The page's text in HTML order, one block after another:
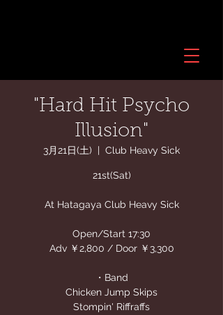
"Hard Hit Psycho
Illusion"
3月21日(土)
  |
Club Heavy Sick
21st(Sat)
At Hatagaya Club Heavy Sick
Open/Start 17:30
Adv ￥2,800 / Door ￥3,300
・Band
Chicken Jump Skips
Stompin' Riffraffs